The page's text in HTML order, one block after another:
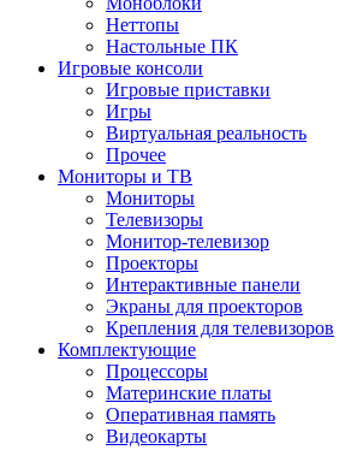
Неттопы
Настольные ПК
Игровые консоли
Игровые приставки
Игры
Виртуальная реальность
Прочее
Мониторы и ТВ
Мониторы
Телевизоры
Монитор-телевизор
Проекторы
Интерактивные панели
Экраны для проекторов
Крепления для телевизоров
Комплектующие
Процессоры
Материнские платы
Оперативная память
Видеокарты